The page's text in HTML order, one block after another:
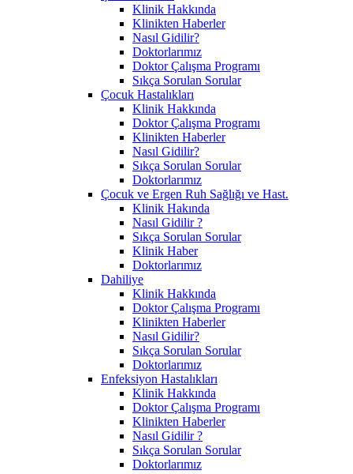
Klinik Hakkında
Klinikten Haberler
Nasıl Gidilir?
Doktorlarımız
Doktor Çalışma Programı
Sıkça Sorulan Sorular
Çocuk Hastalıkları
Klinik Hakkında
Doktor Çalışma Programı
Klinikten Haberler
Nasıl Gidilir?
Sıkça Sorulan Sorular
Doktorlarımız
Çocuk ve Ergen Ruh Sağlığı ve Hast.
Klinik Hakında
Nasıl Gidilir ?
Sıkça Sorulan Sorular
Klinik Haber
Doktorlarımız
Dahiliye
Klinik Hakkında
Doktor Çalışma Programı
Klinikten Haberler
Nasıl Gidilir?
Sıkça Sorulan Sorular
Doktorlarımız
Enfeksiyon Hastalıkları
Klinik Hakkında
Doktor Çalışma Programı
Klinikten Haberler
Nasıl Gidilir ?
Sıkça Sorulan Sorular
Doktorlarımız